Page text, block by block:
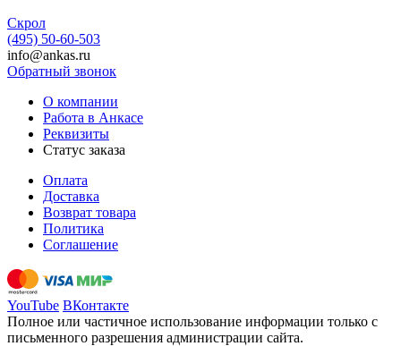
Скрол
(495) 50-60-503
info@ankas.ru
Обратный звонок
О компании
Работа в Анкасе
Реквизиты
Статус заказа
Оплата
Доставка
Возврат товара
Политика
Соглашение
YouTube ВКонтакте
Полное или частичное использование информации только с
письменного разрешения администрации сайта.